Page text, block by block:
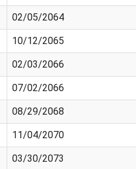
02/05/2064
10/12/2065
02/03/2066
07/02/2066
08/29/2068
11/04/2070
03/30/2073